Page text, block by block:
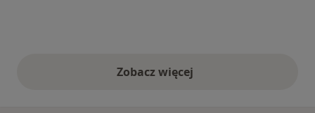
Zobacz więcejopinie powyżej